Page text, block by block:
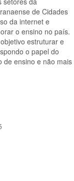
de Cidades
da internet e
o ensino no país.
estruturar e
o papel do
de ensino e não mais